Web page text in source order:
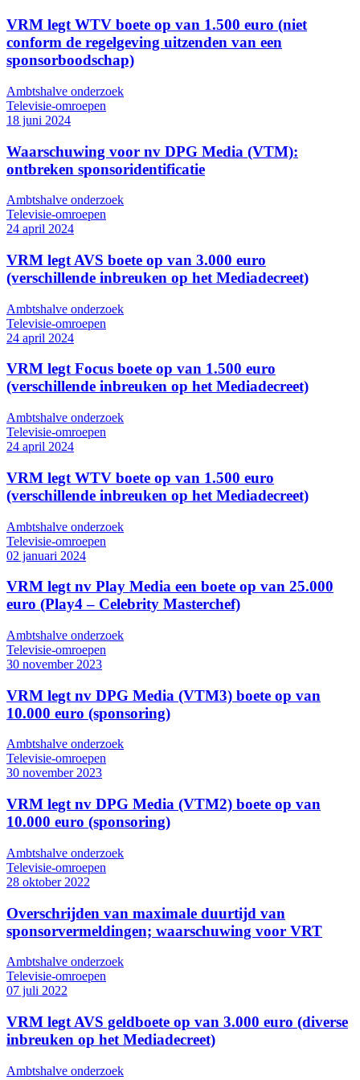
VRM legt WTV boete op van 1.500 euro (niet
conform de regelgeving uitzenden van een
sponsorboodschap)
Ambtshalve onderzoek
Televisie-omroepen
18 juni 2024
Waarschuwing voor nv DPG Media (VTM):
ontbreken sponsoridentificatie
Ambtshalve onderzoek
Televisie-omroepen
24 april 2024
VRM legt AVS boete op van 3.000 euro
(verschillende inbreuken op het Mediadecreet)
Ambtshalve onderzoek
Televisie-omroepen
24 april 2024
VRM legt Focus boete op van 1.500 euro
(verschillende inbreuken op het Mediadecreet)
Ambtshalve onderzoek
Televisie-omroepen
24 april 2024
VRM legt WTV boete op van 1.500 euro
(verschillende inbreuken op het Mediadecreet)
Ambtshalve onderzoek
Televisie-omroepen
02 januari 2024
VRM legt nv Play Media een boete op van 25.000
euro (Play4 – Celebrity Masterchef)
Ambtshalve onderzoek
Televisie-omroepen
30 november 2023
VRM legt nv DPG Media (VTM3) boete op van
10.000 euro (sponsoring)
Ambtshalve onderzoek
Televisie-omroepen
30 november 2023
VRM legt nv DPG Media (VTM2) boete op van
10.000 euro (sponsoring)
Ambtshalve onderzoek
Televisie-omroepen
28 oktober 2022
Overschrijden van maximale duurtijd van
sponsorvermeldingen; waarschuwing voor VRT
Ambtshalve onderzoek
Televisie-omroepen
07 juli 2022
VRM legt AVS geldboete op van 3.000 euro (diverse
inbreuken op het Mediadecreet)
Ambtshalve onderzoek